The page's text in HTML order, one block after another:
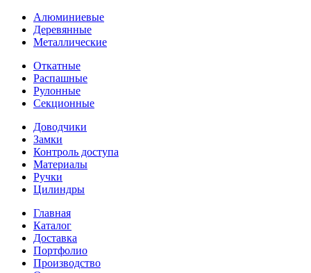
Алюминиевые
Деревянные
Металлические
Откатные
Распашные
Рулонные
Секционные
Доводчики
Замки
Контроль доступа
Материалы
Ручки
Цилиндры
Главная
Каталог
Доставка
Портфолио
Производство